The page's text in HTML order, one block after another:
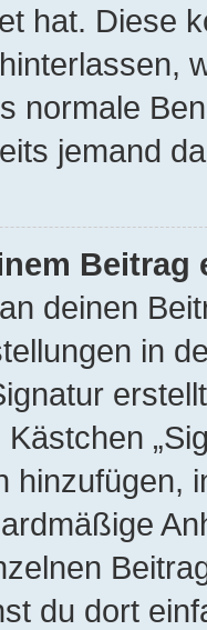
hat. Diese
normale
jemand
deinen
in
hinzufügen,
du dort